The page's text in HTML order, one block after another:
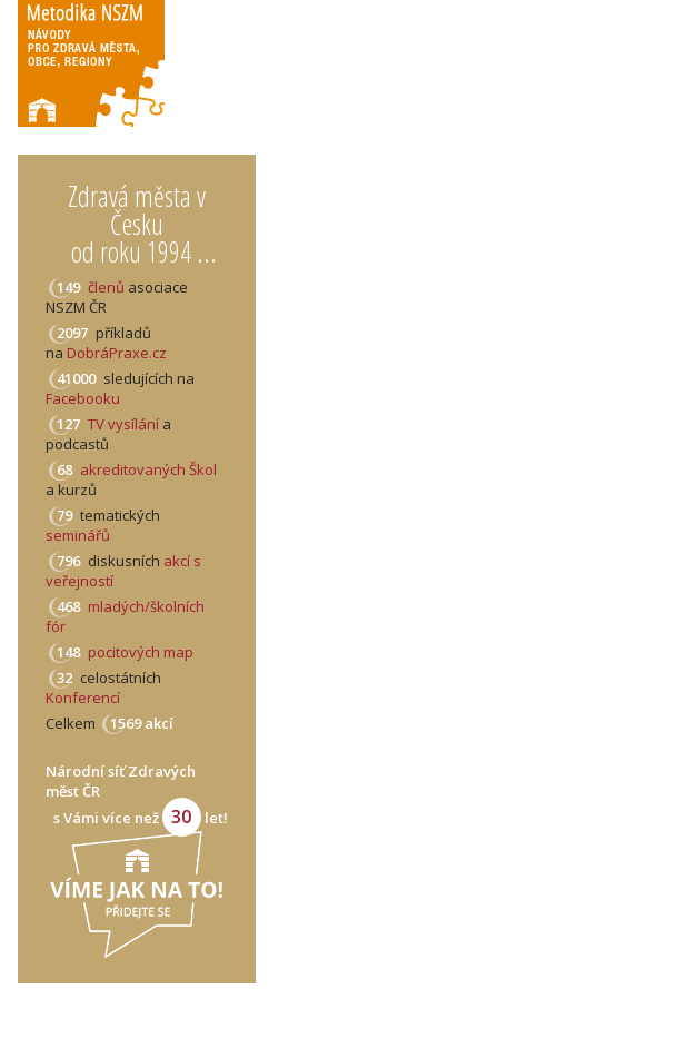
Zdravá města v
Česku
od roku 1994 ...
149 členů asociace
NSZM ČR
2097 příkladů
na DobráPraxe.cz
41000 sledujících na
Facebooku
127 TV vysílání a
podcastů
68 akreditovaných Škol
a kurzů
79 tematických
seminářů
796 diskusních akcí s
veřejností
468 mladých/školních
fór
148 pocitových map
32 celostátních
Konferencí
Celkem
1569 akcí
Národní síť Zdravých
měst ČR
s Vámi více než
30 let!